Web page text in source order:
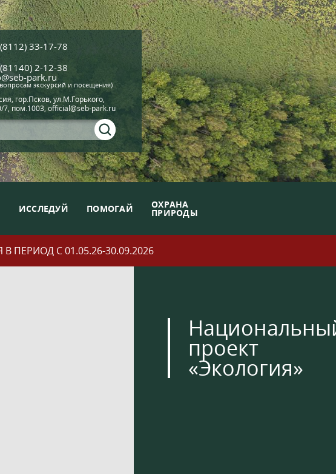
33-17-78
2-12-38
park.ru
экскурсий и посещения)
гор.Псков, ул.М.Горького,
7, пом.1003, official@seb-park.ru
ИССЛЕДУЙ ПОМОГАЙ ОХРАНА
ПРИРОДЫ
С 01.05.26-30.09.2026
проект
«Экология»